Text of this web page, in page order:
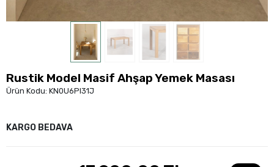
Rustik Model Masif Ahşap Yemek Masası
Ürün Kodu: KN0U6PI31J
KARGO BEDAVA